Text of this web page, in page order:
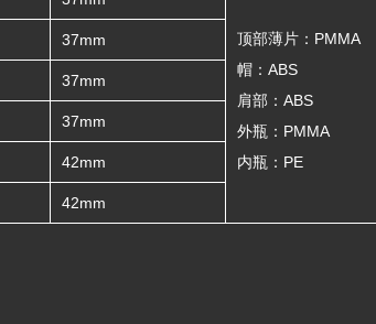
顶部薄片：PMMA
帽：ABS
肩部：ABS
外瓶：PMMA
内瓶：PE
37mm
37mm
37mm
42mm
42mm